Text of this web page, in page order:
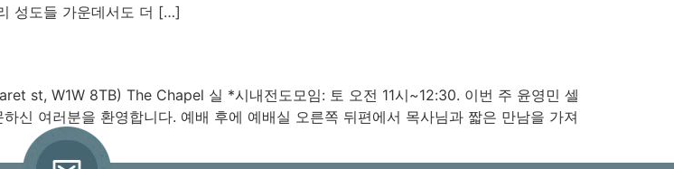
성도들 가운데서도 더 […]
st, W1W 8TB) The Chapel 실 *시내전도모임: 토 오전 11시~12:30. 이번 주 윤영민 셀
신 여러분을 환영합니다. 예배 후에 예배실 오른쪽 뒤편에서 목사님과 짧은 만남을 가져